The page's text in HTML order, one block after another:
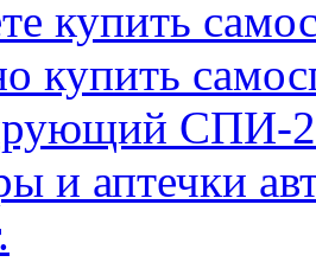
купить
купить
СПИ-
и аптечки